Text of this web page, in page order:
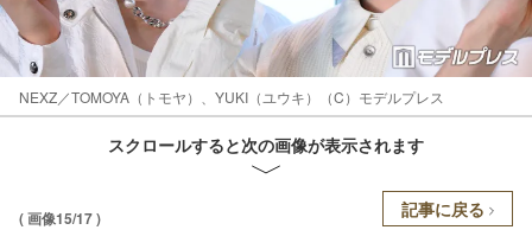
NEXZ／TOMOYA（トモヤ）、YUKI（ユウキ）（C）モデルプレス
スクロールすると次の画像が表示されます
( 画像15/17 ) 記事に戻る